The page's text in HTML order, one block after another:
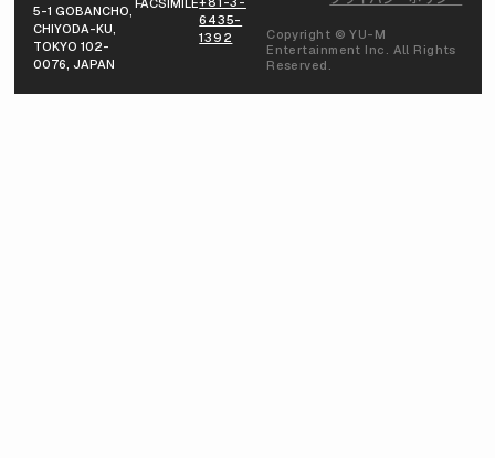
5-1 GOBANCHO,
CHIYODA-KU,
TOKYO 102-
0076, JAPAN
6435-
1392
Copyright © YU-M
Entertainment Inc. All Rights
Reserved.